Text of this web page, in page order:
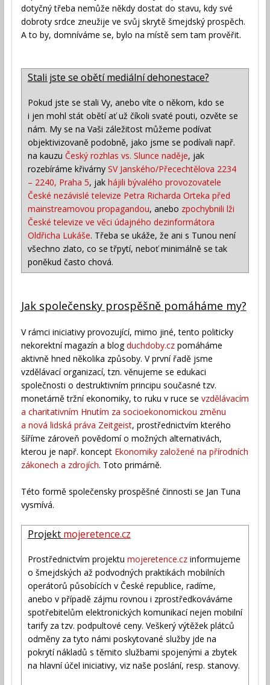
dotyčný třeba nemůže někdy dostat do stavu, kdy své
dobroty srdce zneužije ve svůj skrytě šmejdský prospěch.
A to by, domníváme se, bylo na místě sem tam prověřit.
Stali jste se obětí mediální dehonestace?
Pokud jste se stali Vy, anebo víte o někom, kdo se
i jen mohl stát obětí ať už číkoli svaté pouti, ozvěte se
nám. My se na Vaši záležitost můžeme podívat
objektivizovaně podobně, jako jsme se podívali např.
na kauzu Český rozhlas vs. Slunce naděje, jak
rozebíráme křivárny SV Janského/Přecechtělova 2234
– 2240, Praha 5, jak hájili bývalého provozovatele
České nezávislé televize Petra Richarda Orteka před
mainstreamovou propagandou, anebo zpochybnili lži
České televize ve věci údajného dezinformátora
Oldřicha Lukáše. Třeba se ukáže, že ani s Tunou není
všechno zlato, co se třpytí, neboť minimálně se tak
poněkud často chová.
Jak společensky prospěšně pomáháme my?
V rámci iniciativy provozující, mimo jiné, tento politicky
nekorektní magazín a blogduchdoby.czpomáháme
aktivně hned několika způsoby. V první řadě jsme
vzdělávací organizací, tzn. věnujeme se edukaci
společnosti o destruktivním principu současné tzv.
monetárně tržní ekonomiky, to ruku v ruce se vzdělávacím
a charitativním Hnutím za socioekonomickou změnu
a nová lidská práva Zeitgeist, prostřednictvím kterého
šíříme zároveň povědomí o možných alternativách,
kterou je např. koncept Ekonomiky založené na přírodních
zákonech a zdrojích. Toto primárně.
Této formě společensky prospěšné činnosti se Jan Tuna
vysmívá.
Projekt mojeretence.cz
Prostřednictvím projektu mojeretence.czinformujeme
o šmejdských až podvodných praktikách mobilních
operátorů působících v České republice, radíme,
anebo v případě zájmu rovnou i zprostředkováváme
spotřebitelům elektronických komunikací nejen mobilní
tarify za tzv. podpultové ceny. Veškerý výtěžek plátců
odměny za tyto námi poskytované služby jde na
pokrytí nákladů s těmito službami spojenými a zbytek
na hlavní účel iniciativy, viz naše poslání, resp. stanovy.